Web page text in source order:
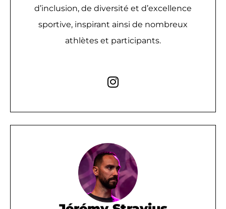
d’inclusion, de diversité et d’excellence
sportive, inspirant ainsi de nombreux
athlètes et participants.​